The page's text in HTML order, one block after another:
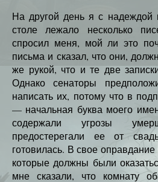
На другой день я с
столе лежало несколько
спросил меня, мой ли это
письма и сказал, что они,
же рукой, что и те две
Однако сенаторы
написать их, потому что в
— начальная буква моего
содержали угрозы
предостерегали ее от
готовилась. В свое
которые должны были
мне сказали, что комнату